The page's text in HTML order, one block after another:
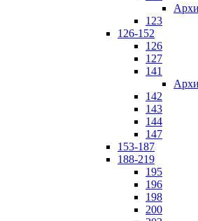
123
126-152
126
127
141
142
143
144
147
153-187
188-219
195
196
198
200